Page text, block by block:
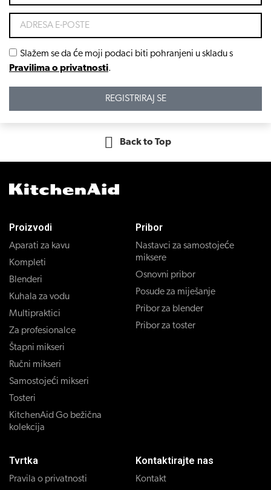
Slažem se da će moji podaci biti pohranjeni u skladu s
Pravilima o privatnosti.
REGISTRIRAJ SE
Back to Top
Proizvodi
Aparati za kavu
Kompleti
Blenderi
Kuhala za vodu
Multipraktici
Za profesionalce
Štapni mikseri
Ručni mikseri
Samostojeći mikseri
Tosteri
KitchenAid Go bežična
kolekcija
Pribor
Nastavci za samostojeće
miksere
Osnovni pribor
Posude za miješanje
Pribor za blender
Pribor za toster
Tvrtka
Pravila o privatnosti
Kontaktirajte nas
Kontakt